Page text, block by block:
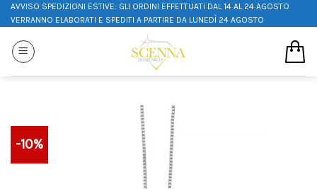
AVVISO SPEDIZIONI ESTIVE: GLI ORDINI EFFETTUATI DAL 14 AL 24 AGOSTO
VERRANNO ELABORATI E SPEDITI A PARTIRE DA LUNEDÌ 24 AGOSTO
-10%